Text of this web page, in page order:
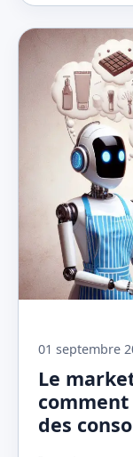
01 septembre
Le
des